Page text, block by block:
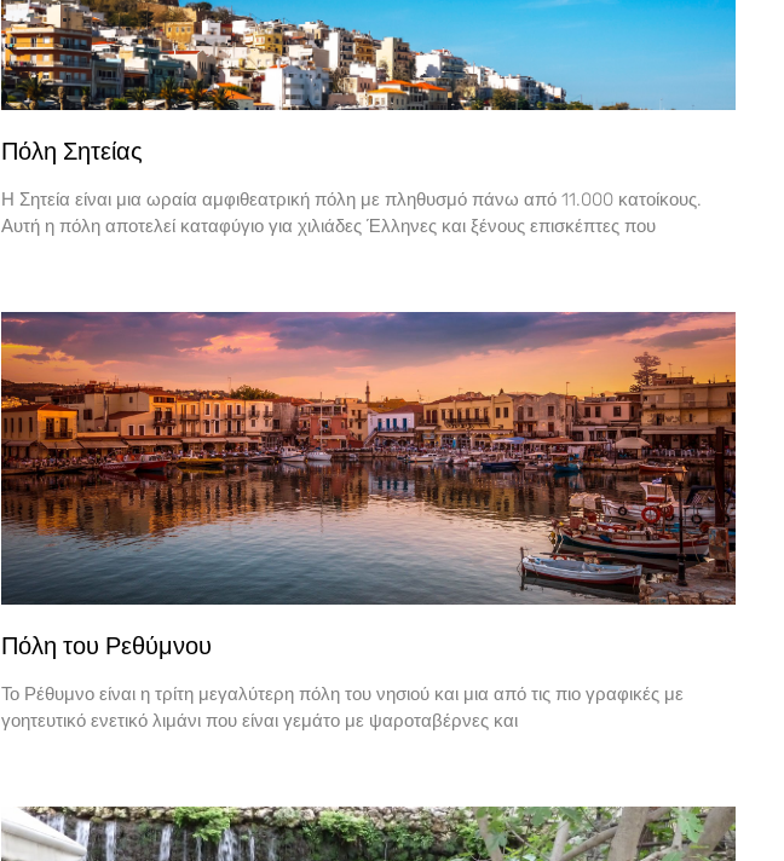
Πόλη Σητείας
Η Σητεία είναι μια ωραία αμφιθεατρική πόλη με πληθυσμό πάνω από 11.000 κατοίκους.
Αυτή η πόλη αποτελεί καταφύγιο για χιλιάδες Έλληνες και ξένους επισκέπτες που
Πόλη του Ρεθύμνου
Το Ρέθυμνο είναι η τρίτη μεγαλύτερη πόλη του νησιού και μια από τις πιο γραφικές με
γοητευτικό ενετικό λιμάνι που είναι γεμάτο με ψαροταβέρνες και